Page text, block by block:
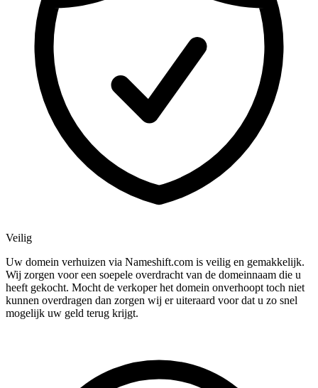
Veilig
Uw domein verhuizen via Nameshift.com is veilig en gemakkelijk.
Wij zorgen voor een soepele overdracht van de domeinnaam die u
heeft gekocht. Mocht de verkoper het domein onverhoopt toch niet
kunnen overdragen dan zorgen wij er uiteraard voor dat u zo snel
mogelijk uw geld terug krijgt.